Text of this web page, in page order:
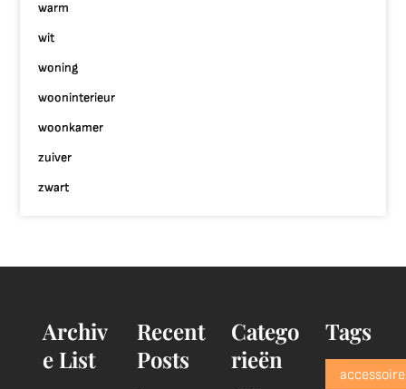
warm
wit
woning
wooninterieur
woonkamer
zuiver
zwart
Archiv
e List
Recent
Posts
Catego
rieën
Tags